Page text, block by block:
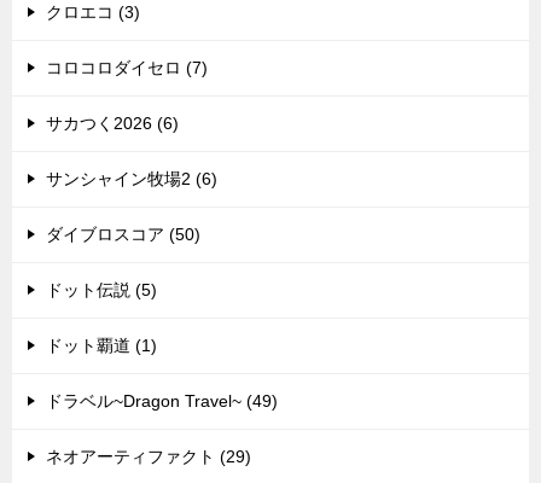
クロエコ (3)
コロコロダイセロ (7)
サカつく2026 (6)
サンシャイン牧場2 (6)
ダイブロスコア (50)
ドット伝説 (5)
ドット覇道 (1)
ドラベル~Dragon Travel~ (49)
ネオアーティファクト (29)